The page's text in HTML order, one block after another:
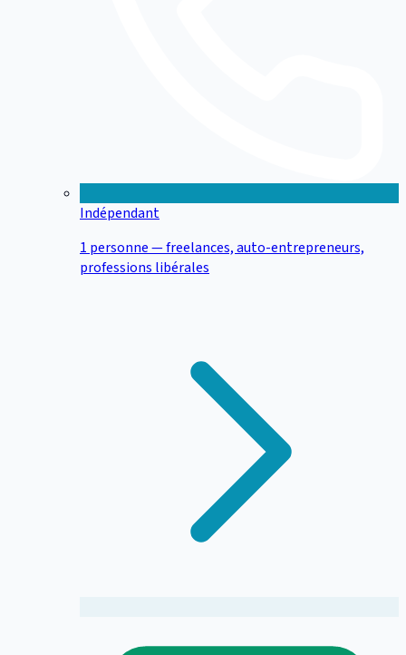
Indépendant
1 personne — freelances, auto-entrepreneurs,
professions libérales